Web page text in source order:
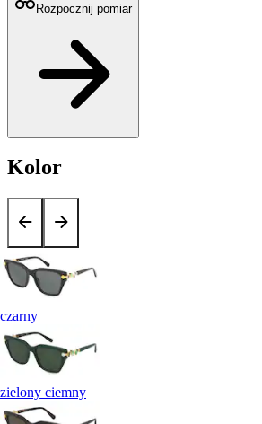
Rozpocznij pomiar
Kolor
czarny
zielony ciemny